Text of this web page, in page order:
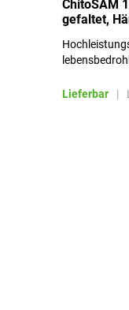
ChitoSAM
gefaltet,
Lieferbar |